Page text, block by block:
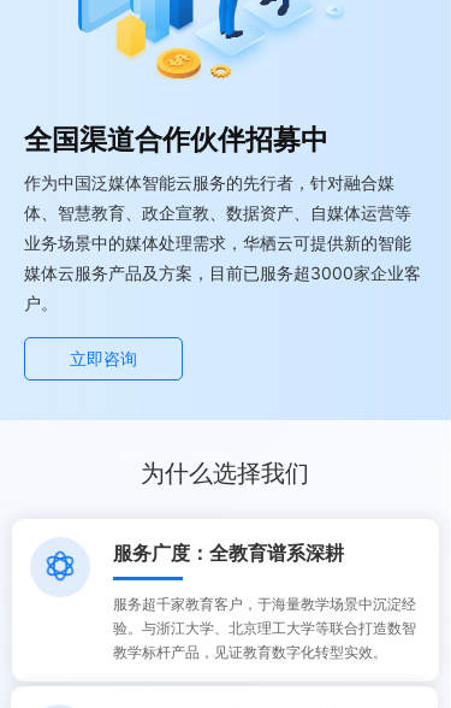
全国渠道合作伙伴招募中
作为中国泛媒体智能云服务的先行者，针对融合媒
体、智慧教育、政企宣教、数据资产、自媒体运营等
业务场景中的媒体处理需求，华栖云可提供新的智能
媒体云服务产品及方案，目前已服务超3000家企业客
户。
立即咨询
为什么选择我们
服务广度： 全教育谱系深耕
服务超千家教育客户，于海量教学场景中沉淀经
验。与浙江大学、北京理工大学等联合打造数智
教学标杆产品，见证教育数字化转型实效。